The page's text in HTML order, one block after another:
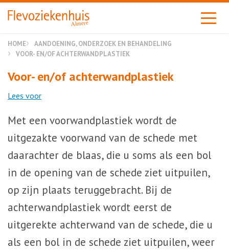
Almere
HOME
AANDOENING, ONDERZOEK EN BEHANDELING
VOOR- EN/OF ACHTERWANDPLASTIEK
Voor- en/of achterwandplastiek
Lees voor
Met een voorwandplastiek wordt de
uitgezakte voorwand van de schede met
daarachter de blaas, die u soms als een bol
in de opening van de schede ziet uitpuilen,
op zijn plaats teruggebracht. Bij de
achterwandplastiek wordt eerst de
uitgerekte achterwand van de schede, die u
als een bol in de schede ziet uitpuilen, weer